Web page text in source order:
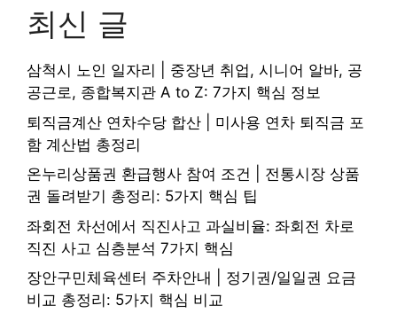
최신 글
삼척시 노인 일자리 | 중장년 취업, 시니어 알바, 공
공근로, 종합복지관 A to Z: 7가지 핵심 정보
퇴직금계산 연차수당 합산 | 미사용 연차 퇴직금 포
함 계산법 총정리
온누리상품권 환급행사 참여 조건 | 전통시장 상품
권 돌려받기 총정리: 5가지 핵심 팁
좌회전 차선에서 직진사고 과실비율: 좌회전 차로
직진 사고 심층분석 7가지 핵심
장안구민체육센터 주차안내 | 정기권/일일권 요금
비교 총정리: 5가지 핵심 비교